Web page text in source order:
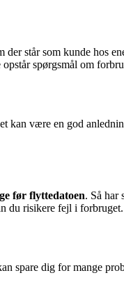
står som kunde hos
spørgsmål om
kan være en god
før flyttedatoen. Så har
du risikere fejl i forbruget.
spare dig for mange